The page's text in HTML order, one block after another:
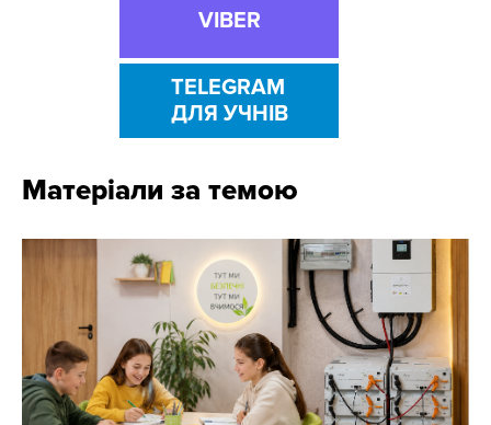
VIBER
TELEGRAM
ДЛЯ УЧНІВ
Матеріали за темою